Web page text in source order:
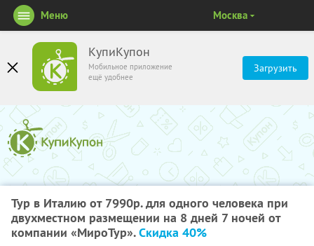
КупиКупон
Мобильное приложение
ещё удобнее
Загрузить
Меню Москва
Тур в Италию от 7990р. для одного человека при
двухместном размещении на 8 дней 7 ночей от
компании «МироТур».Скидка 40%